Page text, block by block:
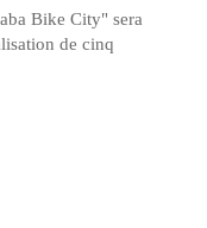
Bike City" sera
de cinq